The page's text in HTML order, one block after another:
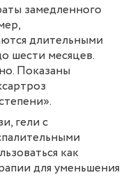
замедленного
длительными
шести месяцев.
Показаны
гели с
как
для уменьшения